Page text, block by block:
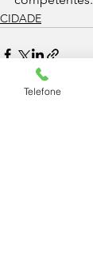
CIDADE
Telefone